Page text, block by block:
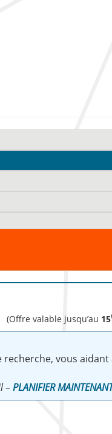
(Offre valable jusqu’au 15
vous
– PLANIFIER